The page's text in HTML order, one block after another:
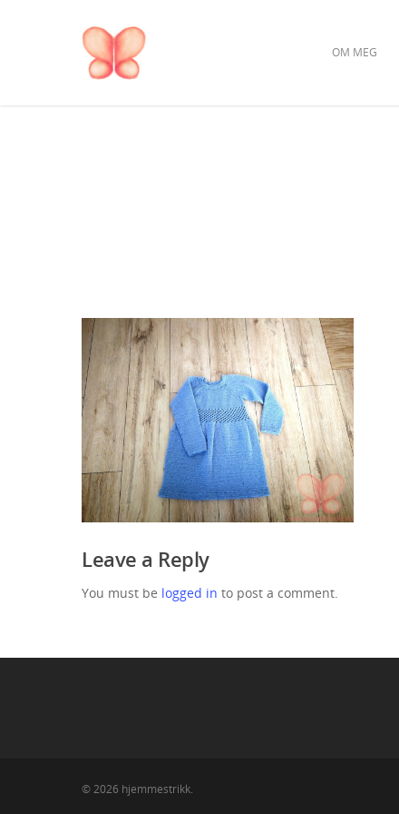
OM MEG
Leave a Reply
You must be logged in to post a comment.
© 2026 hjemmestrikk.